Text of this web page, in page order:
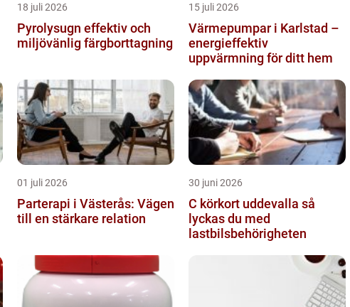
18 juli 2026
Pyrolysugn effektiv och
miljövänlig färgborttagning
15 juli 2026
Värmepumpar i Karlstad –
energieffektiv
uppvärmning för ditt hem
01 juli 2026
Parterapi i Västerås: Vägen
till en stärkare relation
30 juni 2026
C körkort uddevalla så
lyckas du med
lastbilsbehörigheten